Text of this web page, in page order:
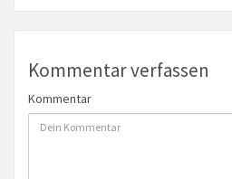
Kommentar verfassen
Kommentar